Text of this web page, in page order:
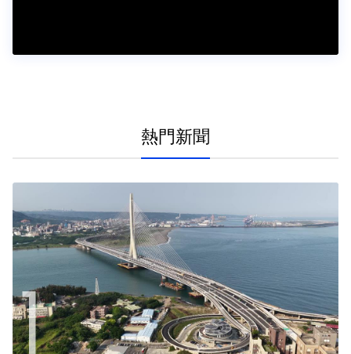
熱門新聞